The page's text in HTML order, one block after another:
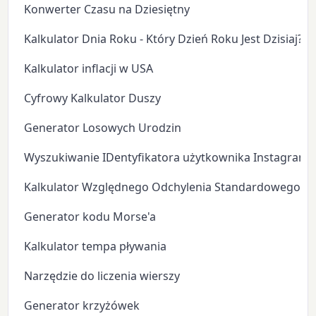
Konwerter Czasu na Dziesiętny
Kalkulator Dnia Roku - Który Dzień Roku Jest Dzisiaj?
Kalkulator inflacji w USA
Cyfrowy Kalkulator Duszy
Generator Losowych Urodzin
Wyszukiwanie IDentyfikatora użytkownika Instagram
Kalkulator Względnego Odchylenia Standardowego
Generator kodu Morse'a
Kalkulator tempa pływania
Narzędzie do liczenia wierszy
Generator krzyżówek